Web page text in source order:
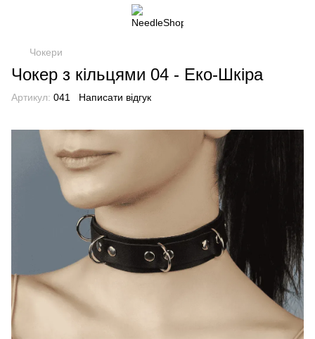
Чокери
Чокер з кільцями 04 - Еко-Шкіра
Артикул: 041 Написати відгук